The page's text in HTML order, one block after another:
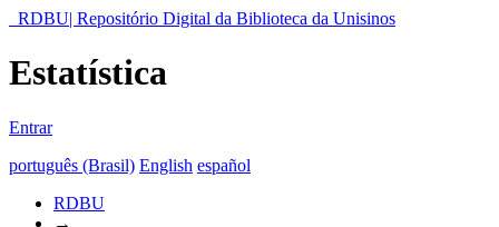
RDBU| Repositório Digital da Biblioteca da Unisinos
Estatística
Entrar
português (Brasil) English español
RDBU
→